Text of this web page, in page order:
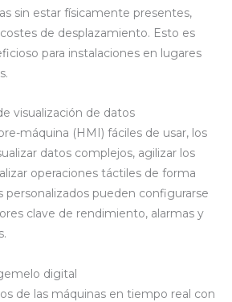
sin estar físicamente presentes,
de desplazamiento. Esto es
para instalaciones en lugares
visualización de datos
máquina (HMI) fáciles de usar, los
datos complejos, agilizar los
operaciones táctiles de forma
personalizados pueden configurarse
clave de rendimiento, alarmas y
digital
de las máquinas en tiempo real con